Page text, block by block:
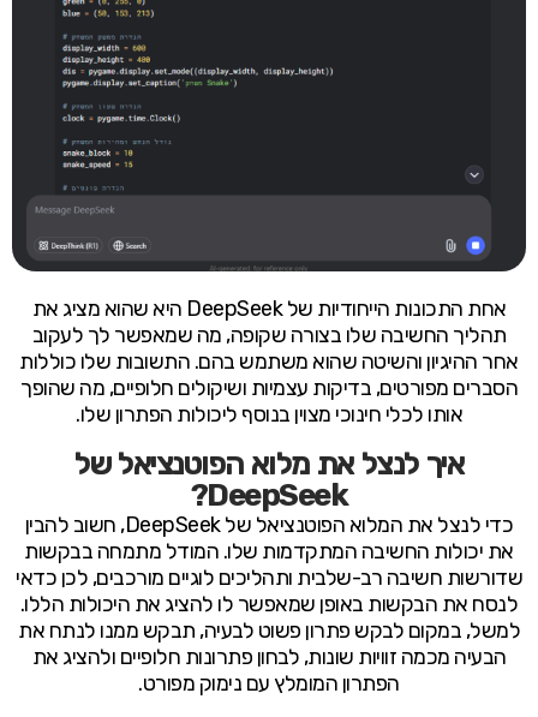
אחת התכונות הייחודיות של DeepSeek היא שהוא מציג את
תהליך החשיבה שלו בצורה שקופה, מה שמאפשר לך לעקוב
אחר ההיגיון והשיטה שהוא משתמש בהם. התשובות שלו כוללות
הסברים מפורטים, בדיקות עצמיות ושיקולים חלופיים, מה שהופך
אותו לכלי חינוכי מצוין בנוסף ליכולות הפתרון שלו.
איך לנצל את מלוא הפוטנציאל של
DeepSeek?
כדי לנצל את המלוא הפוטנציאל של DeepSeek, חשוב להבין
את יכולות החשיבה המתקדמות שלו. המודל מתמחה בבקשות
שדורשות חשיבה רב-שלבית ותהליכים לוגיים מורכבים, לכן כדאי
לנסח את הבקשות באופן שמאפשר לו להציג את היכולות הללו.
למשל, במקום לבקש פתרון פשוט לבעיה, תבקש ממנו לנתח את
הבעיה מכמה זוויות שונות, לבחון פתרונות חלופיים ולהציג את
הפתרון המומלץ עם נימוק מפורט.